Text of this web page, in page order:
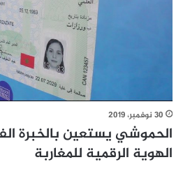
30 نوفمبر، 2019
الحموشي يستعين بالخبرة
الهوية الرقمية للمغاربة